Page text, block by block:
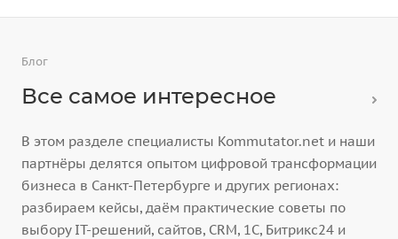
Блог
Все самое интересное
В этом разделе специалисты Kommutator.net и наши
партнёры делятся опытом цифровой трансформации
бизнеса в Санкт-Петербурге и других регионах:
разбираем кейсы, даём практические советы по
выбору IT-решений, сайтов, CRM, 1С, Битрикс24 и